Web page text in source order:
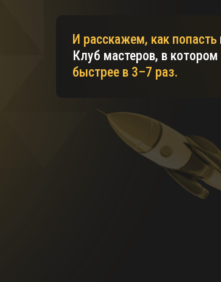
И расскажем, как попасть
Клуб мастеров, в котором
быстрее в 3–7 раз.